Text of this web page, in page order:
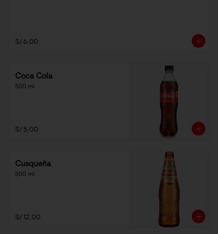
S/ 6.00
Coca Cola
500 ml
S/ 5.00
Cusqueña
500 ml
S/ 12.00